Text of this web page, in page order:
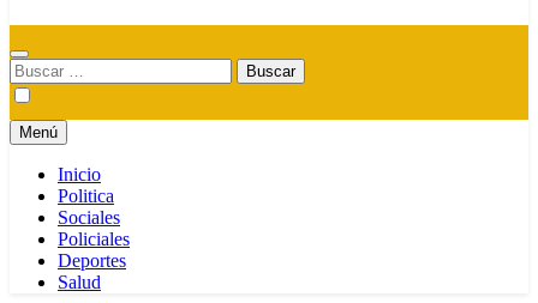
Buscar:
Menú
Inicio
Politica
Sociales
Policiales
Deportes
Salud